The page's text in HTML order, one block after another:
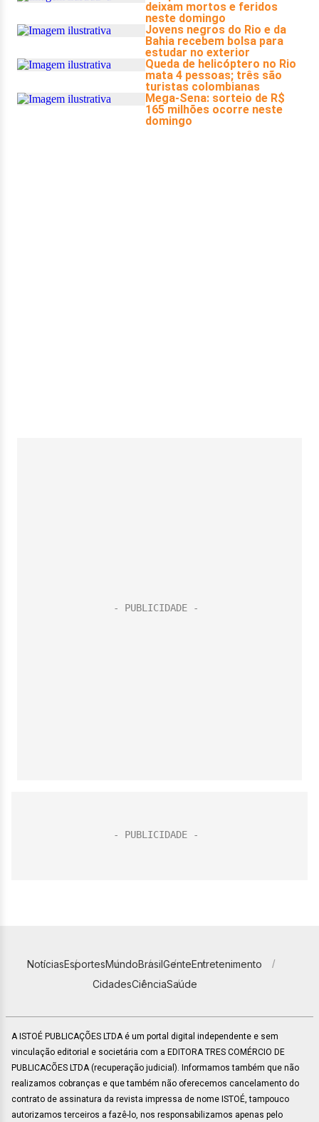
NotíciasEsportesMundoBrasilGenteEntretenimento
CidadesCiênciaSaúde
A ISTOÉ PUBLICAÇÕES LTDA é um portal digital independente e sem
vinculação editorial e societária com a EDITORA TRES COMÉRCIO DE
PUBLICACÕES LTDA (recuperação judicial). Informamos também que não
realizamos cobranças e que também não oferecemos cancelamento do
contrato de assinatura da revista impressa de nome ISTOÉ, tampouco
autorizamos terceiros a fazê-lo, nos responsabilizamos apenas pelo